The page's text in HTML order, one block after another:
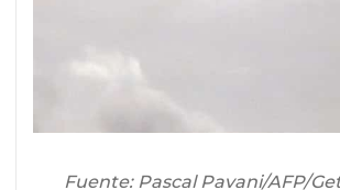
Fuente: Pascal Pavani/AFP/